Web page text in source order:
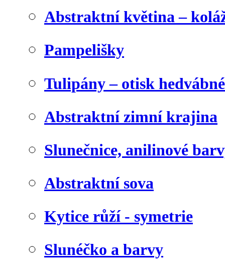
Abstraktní květina –
Pampelišky
Tulipány – otisk
Abstraktní zimní krajina
Slunečnice, anilinové
Abstraktní sova
Kytice růží - symetrie
Slunéčko a barvy